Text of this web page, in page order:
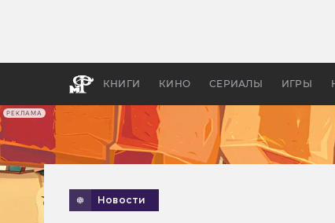
РЕКЛАМА
КНИГИ КИНО СЕРИАЛЫ ИГРЫ
Новости